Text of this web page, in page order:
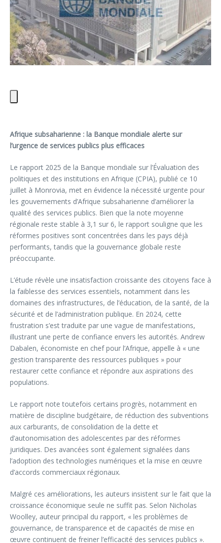
Afrique subsaharienne : la Banque mondiale alerte sur
l’urgence de services publics plus efficaces
Le rapport 2025 de la Banque mondiale sur l’Évaluation des
politiques et des institutions en Afrique (CPIA), publié ce 10
juillet à Monrovia, met en évidence la nécessité urgente pour
les gouvernements d’Afrique subsaharienne d’améliorer la
qualité des services publics. Bien que la note moyenne
régionale reste stable à 3,1 sur 6, le rapport souligne que les
réformes positives sont concentrées dans les pays déjà
performants, tandis que la gouvernance globale reste
préoccupante.
L’étude révèle une insatisfaction croissante des citoyens face à
la faiblesse des services essentiels, notamment dans les
domaines des infrastructures, de l’éducation, de la santé, de la
sécurité et de l’administration publique. En 2024, cette
frustration s’est traduite par une vague de manifestations,
illustrant une perte de confiance envers les autorités. Andrew
Dabalen, économiste en chef pour l’Afrique, appelle à « une
gestion transparente des ressources publiques » pour
restaurer cette confiance et répondre aux aspirations des
populations.
Le rapport note toutefois certains progrès, notamment en
matière de discipline budgétaire, de réduction des subventions
aux carburants, de consolidation de la dette et
d’autonomisation des adolescentes par des réformes
juridiques. Des avancées sont également signalées dans
l’adoption des technologies numériques et la mise en œuvre
d’accords commerciaux régionaux.
Malgré ces améliorations, les auteurs insistent sur le fait que la
croissance économique seule ne suffit pas. Selon Nicholas
Woolley, auteur principal du rapport, « les problèmes de
gouvernance, de transparence et de capacités de mise en
œuvre continuent de freiner l’efficacité des services publics ».